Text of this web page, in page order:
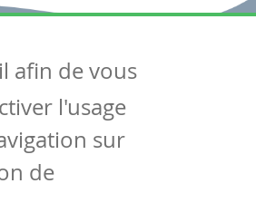
afin de vous
l'usage
sur
de